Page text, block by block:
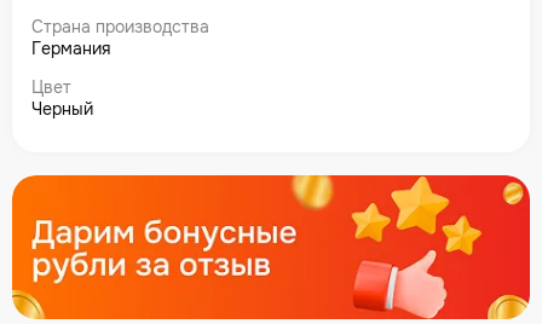
Страна производства
Германия
Цвет
Черный